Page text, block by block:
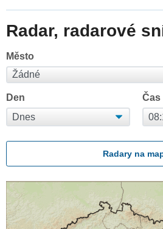
Radar, radarové
Město
Den Čas
Radary na